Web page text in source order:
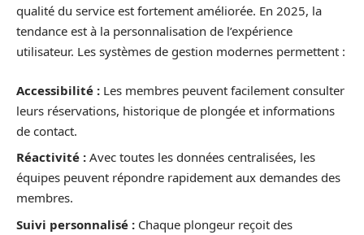
qualité du service est fortement améliorée. En 2025, la
tendance est à la personnalisation de l’expérience
utilisateur. Les systèmes de gestion modernes permettent :
Accessibilité : Les membres peuvent facilement consulter
leurs réservations, historique de plongée et informations
de contact.
Réactivité : Avec toutes les données centralisées, les
équipes peuvent répondre rapidement aux demandes des
membres.
Suivi personnalisé : Chaque plongeur reçoit des